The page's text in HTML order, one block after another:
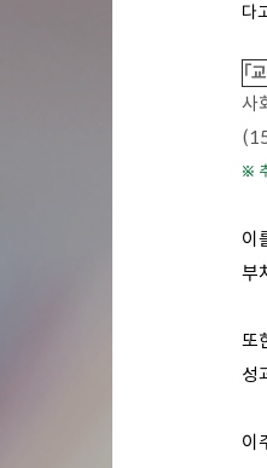
다
｢
사
※
이
부
또
성
이